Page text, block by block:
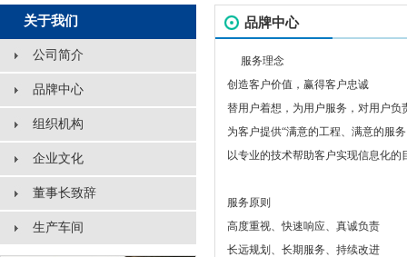
关于我们
公司简介
品牌中心
组织机构
企业文化
董事长致辞
生产车间
品牌中心
服务理念
创造客户价值，赢得客户忠诚
替用户着想，为用户服务，对用户负
为客户提供“满意的工程、满意的服
以专业的技术帮助客户实现信息化
服务原则
高度重视、快速响应、真诚负责
长远规划、长期服务、持续改进